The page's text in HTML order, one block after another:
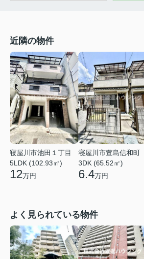
近隣の物件
寝屋川市池田１丁目
5LDK (102.93㎡)
12万円
寝屋川市萱島信和町
3DK (65.52㎡)
6.4万円
よく見られている物件